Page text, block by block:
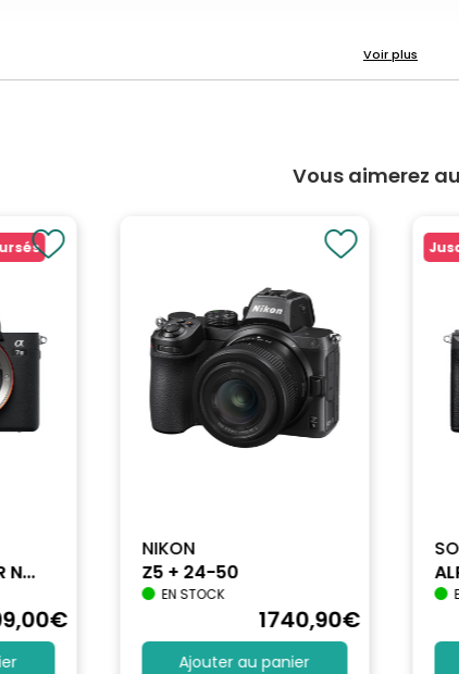
Vous aimerez
N...
,00€
NIKON
Z5 + 24-50
EN STOCK
1740,90€
Ajouter au panier